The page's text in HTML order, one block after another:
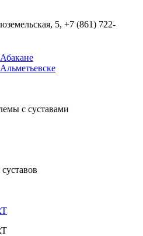
5, +7 (861) 722-
с суставами